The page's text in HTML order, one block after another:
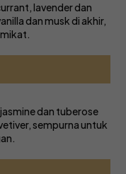
lavender dan
dan musk di akhir,
dan tuberose
sempurna untuk